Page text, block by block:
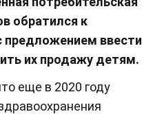
обратился к
предложением ввести
их продажу детям.
еще в 2020 году